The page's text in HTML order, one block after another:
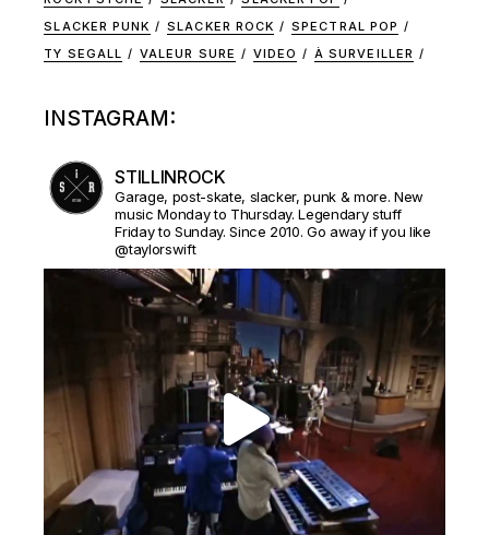
SLACKER PUNK
SLACKER ROCK
SPECTRAL POP
TY SEGALL
VALEUR SURE VIDEO À SURVEILLER
INSTAGRAM:
STILLINROCK
Garage, post-skate, slacker, punk & more. New
music Monday to Thursday. Legendary stuff
Friday to Sunday. Since 2010. Go away if you like
@taylorswift